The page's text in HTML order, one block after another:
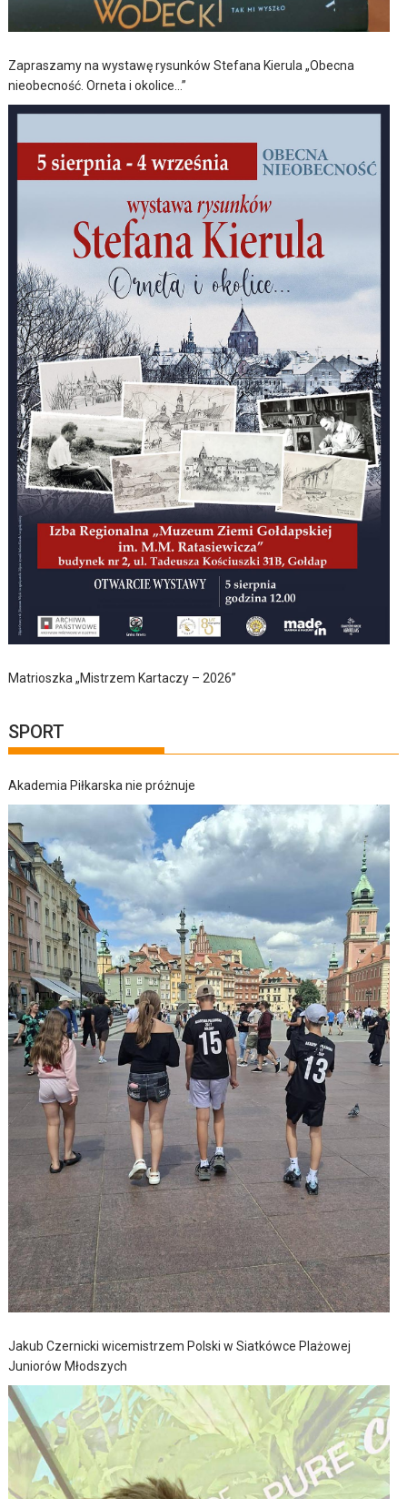
Zapraszamy na wystawę rysunków Stefana Kierula „Obecna
nieobecność. Orneta i okolice…”
Matrioszka „Mistrzem Kartaczy – 2026”
SPORT
Akademia Piłkarska nie próżnuje
Jakub Czernicki wicemistrzem Polski w Siatkówce Plażowej
Juniorów Młodszych